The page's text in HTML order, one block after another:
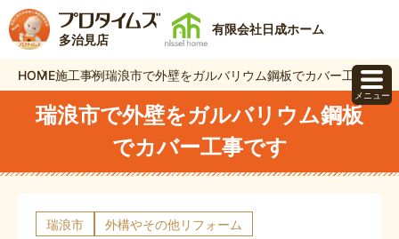
多治見店
有限会社日成ホーム
HOME施工事例瑞浪市で外壁をガルバリウム鋼板でカバー工事です
瑞浪市で外壁をガルバリウム鋼板
でカバー工事です
瑞浪市 外構やその他リフォーム
メニュー